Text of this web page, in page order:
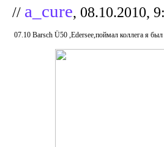
// a_cure, 08.10.2010,
07.10 Barsch Ü50 ,Edersee,поймал коллега я был